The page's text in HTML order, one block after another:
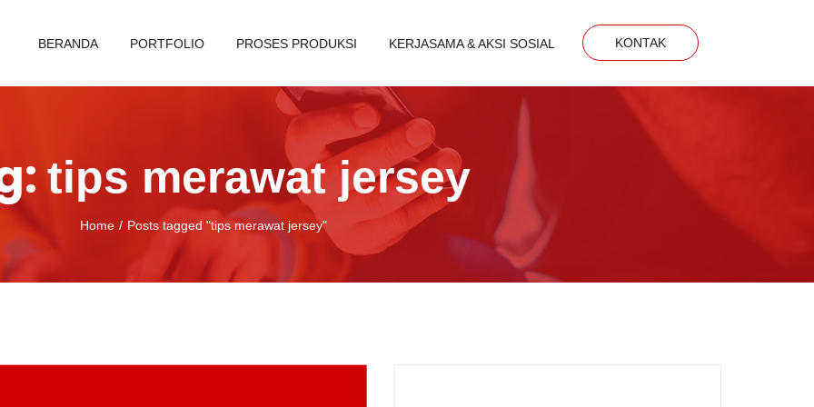
BERANDA PORTFOLIO PROSES PRODUKSI KERJASAMA & AKSI SOSIAL KONTAK
tips merawat jersey
Home Posts tagged "tips merawat jersey"